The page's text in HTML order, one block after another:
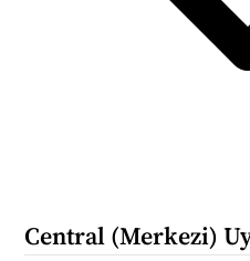
Central (Merkezi)